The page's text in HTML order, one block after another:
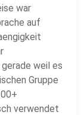
war
auf
weil es
Gruppe
verwendet